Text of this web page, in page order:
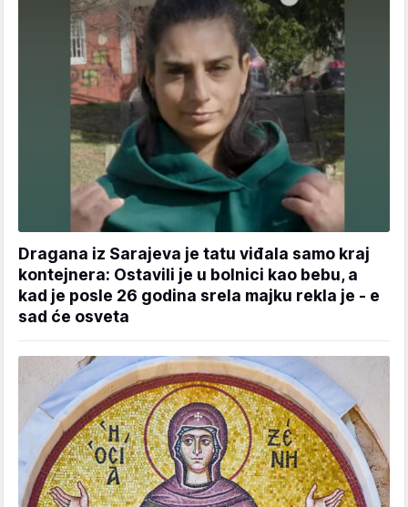
Dragana iz Sarajeva je tatu viđala samo kraj
kontejnera: Ostavili je u bolnici kao bebu, a
kad je posle 26 godina srela majku rekla je - e
sad će osveta